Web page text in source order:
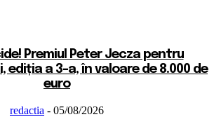
Premiul Peter Jecza pentru
ediția a 3-a, în valoare de 8.000 de
euro
redactia - 05/08/2026